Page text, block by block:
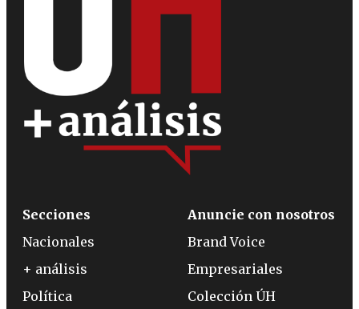
Secciones
Nacionales
+ análisis
Política
Anuncie con nosotros
Brand Voice
Empresariales
Colección ÚH